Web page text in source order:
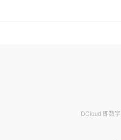
DCloud 即数